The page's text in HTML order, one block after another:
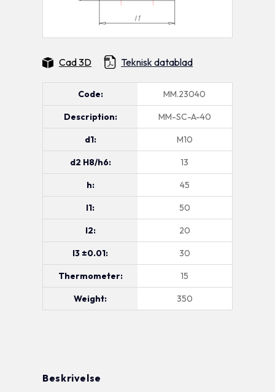
Code: MM.23040
Description: MM-SC-A-40
d1: M10
d2 H8/h6: 13
h: 45
l1: 50
l2: 20
l3 ±0.01: 30
Thermometer: 15
Weight: 350
Cad 3D Teknisk datablad
Beskrivelse